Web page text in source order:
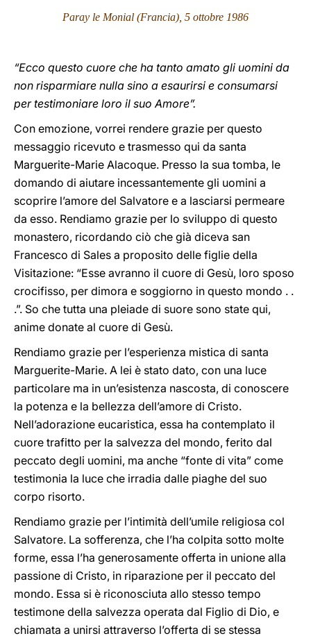
Paray le Monial (Francia), 5 ottobre 1986
“Ecco questo cuore che ha tanto amato gli uomini da
non risparmiare nulla sino a esaurirsi e consumarsi
per testimoniare loro il suo Amore”.
Con emozione, vorrei rendere grazie per questo
messaggio ricevuto e trasmesso qui da santa
Marguerite-Marie Alacoque. Presso la sua tomba, le
domando di aiutare incessantemente gli uomini a
scoprire l’amore del Salvatore e a lasciarsi permeare
da esso. Rendiamo grazie per lo sviluppo di questo
monastero, ricordando ciò che già diceva san
Francesco di Sales a proposito delle figlie della
Visitazione: “Esse avranno il cuore di Gesù, loro sposo
crocifisso, per dimora e soggiorno in questo mondo . .
.”. So che tutta una pleiade di suore sono state qui,
anime donate al cuore di Gesù.
Rendiamo grazie per l’esperienza mistica di santa
Marguerite-Marie. A lei è stato dato, con una luce
particolare ma in un’esistenza nascosta, di conoscere
la potenza e la bellezza dell’amore di Cristo.
Nell’adorazione eucaristica, essa ha contemplato il
cuore trafitto per la salvezza del mondo, ferito dal
peccato degli uomini, ma anche “fonte di vita” come
testimonia la luce che irradia dalle piaghe del suo
corpo risorto.
Rendiamo grazie per l’intimità dell’umile religiosa col
Salvatore. La sofferenza, che l’ha colpita sotto molte
forme, essa l’ha generosamente offerta in unione alla
passione di Cristo, in riparazione per il peccato del
mondo. Essa si è riconosciuta allo stesso tempo
testimone della salvezza operata dal Figlio di Dio, e
chiamata a unirsi attraverso l’offerta di se stessa